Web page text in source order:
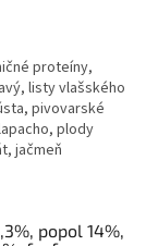
proteíny,
listy vlašského
pivovarské
plody
jačmeň
popol 14%,